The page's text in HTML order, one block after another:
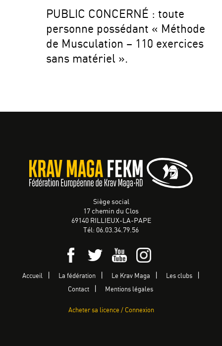
PUBLIC CONCERNÉ : toute
personne possédant « Méthode
de Musculation – 110 exercices
sans matériel ».
Siège social
17 chemin du Clos
69140 RILLIEUX-LA-PAPE
Tél: 06.03.34.79.56
Accueil La fédération Le Krav Maga Les clubs
Contact Mentions légales
Acheter sa licence / Connexion